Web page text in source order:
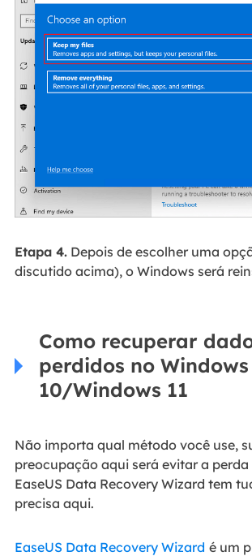
Etapa 4.Depois de escolher uma
discutido acima), o Windows será
Como recuperar
perdidos no Windows
10/Windows 11
Não importa qual método você use,
preocupação aqui será evitar a perda
EaseUS Data Recovery Wizard tem
precisa aqui.
EaseUS Data Recovery Wizard é um